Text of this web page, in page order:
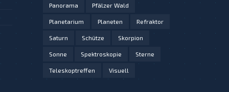
Panorama Pfälzer Wald
Planetarium Planeten Refraktor
Saturn Schütze Skorpion
Sonne Spektroskopie Sterne
Teleskoptreffen Visuell